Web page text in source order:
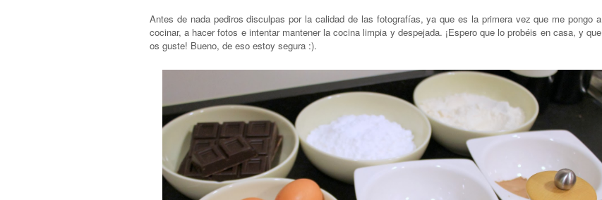
Antes de nada pediros disculpas por la calidad de las fotografías, ya que es la primera vez que me pongo a
cocinar, a hacer fotos e intentar mantener la cocina limpia y despejada. ¡Espero que lo probéis en casa, y que
os guste! Bueno, de eso estoy segura :).